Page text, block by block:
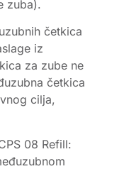
zuba).
četkica
iz
za zube ne
četkica
cilja,
08 Refill: